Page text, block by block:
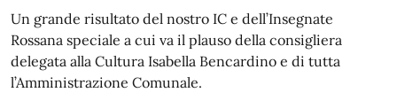
Un grande risultato del nostro IC e dell’Insegnate
Rossana speciale a cui va il plauso della consigliera
delegata alla Cultura Isabella Bencardino e di tutta
l’Amministrazione Comunale.